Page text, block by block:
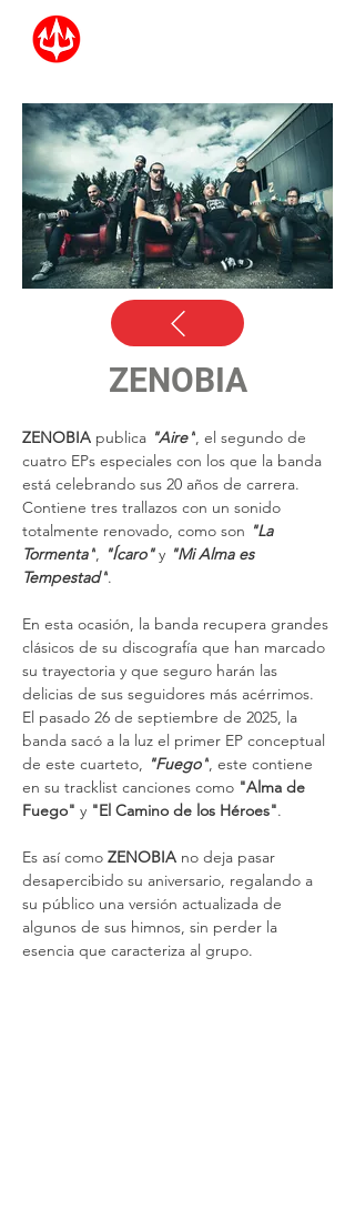
ZENOBIA
ZENOBIA publica "Aire", el segundo de
cuatro EPs especiales con los que la banda
está celebrando sus 20 años de carrera.
Contiene tres trallazos con un sonido
totalmente renovado, como son "La
Tormenta", "Ícaro" y "Mi Alma es
Tempestad".
En esta ocasión, la banda recupera grandes
clásicos de su discografía que han marcado
su trayectoria y que seguro harán las
delicias de sus seguidores más acérrimos.
El pasado 26 de septiembre de 2025, la
banda sacó a la luz el primer EP conceptual
de este cuarteto, "Fuego", este contiene
en su tracklist canciones como "Alma de
Fuego" y "El Camino de los Héroes".
Es así como ZENOBIA no deja pasar
desapercibido su aniversario, regalando a
su público una versión actualizada de
algunos de sus himnos, sin perder la
esencia que caracteriza al grupo.